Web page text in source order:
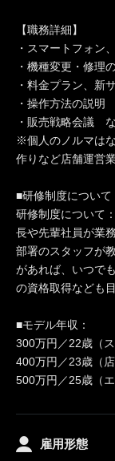
【職務詳細】
・スマートフォン
・機種変更・修理
・料金プラン、新
・操作方法の説明
・販売戦略会議
※個人のノルマは
作りなど店舗運営
■研修制度について
研修制度について
長や先輩社員が業
部署のスタッフが
があれば、いつで
の資格取得なども
■モデル年収：
300万円／22歳（ス
400万円／23歳（店
500万円／25歳（
雇用形態